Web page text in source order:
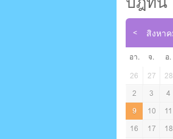
อา. จ. อ.
26
27 28
2
3 4
9
10 11
16
17 18